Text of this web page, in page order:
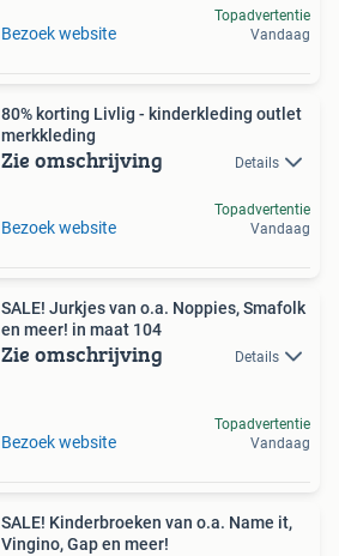
Bezoek website
Topadvertentie
Vandaag
80% korting Livlig - kinderkleding outlet
merkkleding
Zie omschrijving Details
Bezoek website
Topadvertentie
Vandaag
SALE! Jurkjes van o.a. Noppies, Smafolk
en meer! in maat 104
Zie omschrijving Details
Bezoek website
Topadvertentie
Vandaag
SALE! Kinderbroeken van o.a. Name it,
Vingino, Gap en meer!